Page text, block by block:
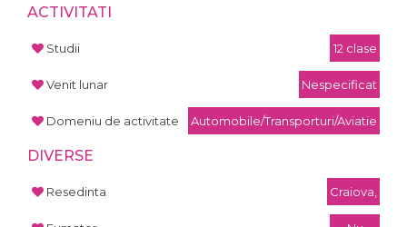
ACTIVITATI
Studii 12 clase
Venit lunar Nespecificat
Domeniu de activitate Automobile/Transporturi/Aviatie
DIVERSE
Resedinta Craiova,